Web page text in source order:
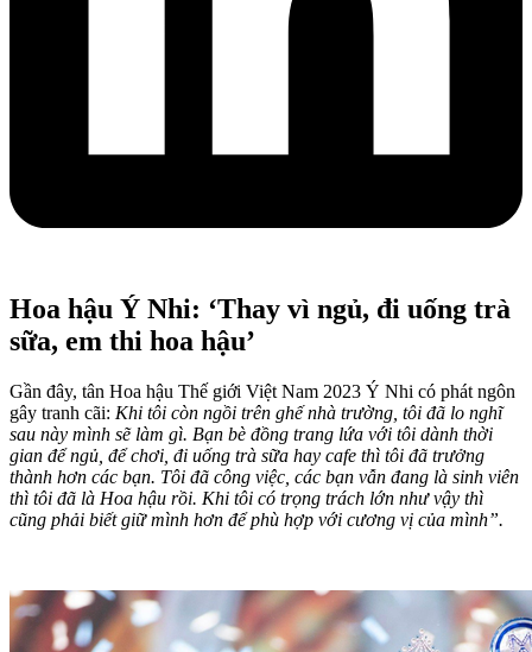
Hoa hậu Ý Nhi: ‘Thay vì ngủ, đi uống trà
sữa, em thi hoa hậu’
Gần đây, tân Hoa hậu Thế giới Việt Nam 2023 Ý Nhi có phát ngôn
gây tranh cãi: Khi tôi còn ngồi trên ghế nhà trường, tôi đã lo nghĩ
sau này mình sẽ làm gì. Bạn bè đồng trang lứa với tôi dành thời
gian để ngủ, để chơi, đi uống trà sữa hay cafe thì tôi đã trưởng
thành hơn các bạn. Tôi đã công việc, các bạn vẫn đang là sinh viên
thì tôi đã là Hoa hậu rồi. Khi tôi có trọng trách lớn như vậy thì
cũng phải biết giữ mình hơn để phù hợp với cương vị của mình”.